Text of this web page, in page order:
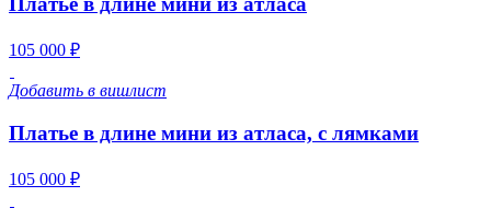
105 000 ₽
Добавить в вишлист
Платье в длине мини из атласа, с лямками
105 000 ₽